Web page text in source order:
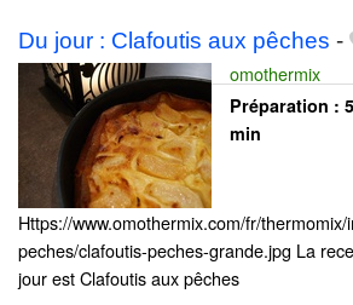
Du jour : Clafoutis aux pêches -
omothermix
Préparation :
min
Https://www.omothermix.com/fr/
peches/clafoutis-peches-grande.jpg La
jour est Clafoutis aux pêches